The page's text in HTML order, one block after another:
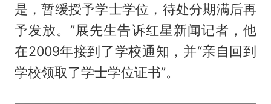
是，暂缓授予学士学位，待处分期满后再
予发放。”展先生告诉红星新闻记者，他
在2009年接到了学校通知，并“亲自回到
学校领取了学士学位证书”。